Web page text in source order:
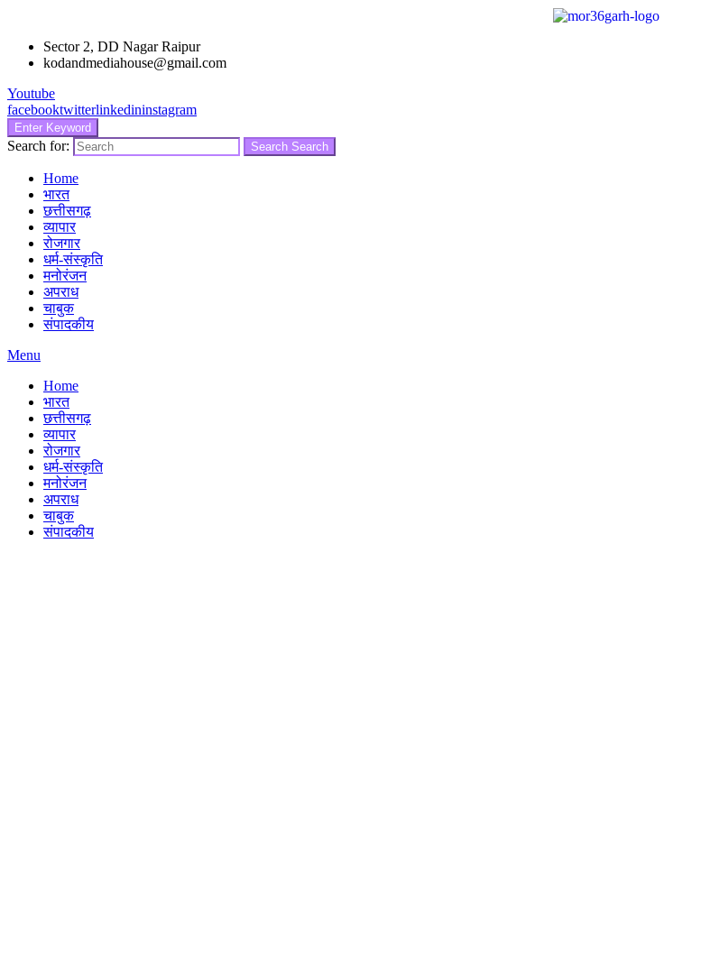
Sector 2, DD Nagar Raipur
kodandmediahouse@gmail.com
Youtube
facebooktwitterlinkedininstagram
Enter Keyword
Search for: Search Search
Home
भारत
छत्तीसगढ़
व्यापार
रोजगार
धर्म-संस्कृति
मनोरंजन
अपराध
चाबुक
संपादकीय
Menu
Home
भारत
छत्तीसगढ़
व्यापार
रोजगार
धर्म-संस्कृति
मनोरंजन
अपराध
चाबुक
संपादकीय